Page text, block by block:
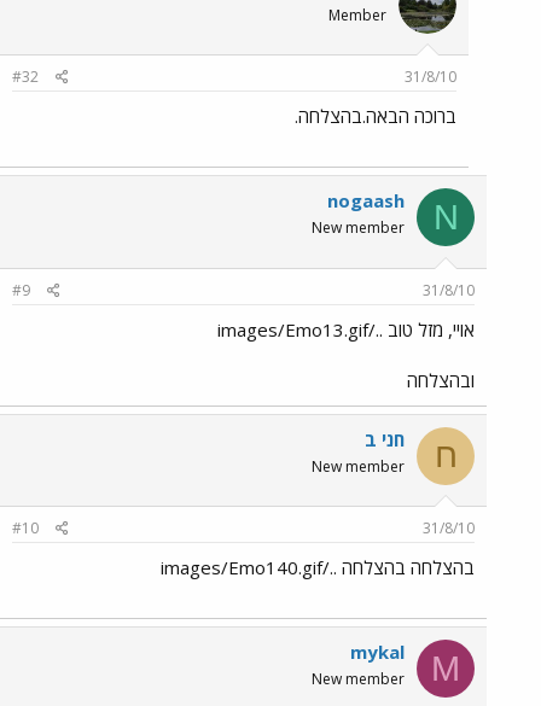
Member
31/8/10
#32
ברוכה הבאה.בהצלחה.
N
nogaash
New member
31/8/10
#9
אויי, מזל טוב ../images/Emo13.gif
ובהצלחה
ח חני ב
New member
31/8/10
#10
בהצלחה בהצלחה ../images/Emo140.gif
M
mykal
New member